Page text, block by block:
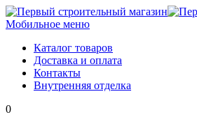
Мобильное меню
Каталог товаров
Доставка и оплата
Контакты
Внутренняя отделка
0